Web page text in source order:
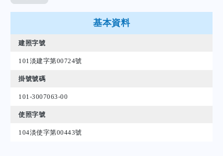
基本資料
建照字號
101淡建字第00724號
掛號號碼
101-3007063-00
使照字號
104淡使字第00443號